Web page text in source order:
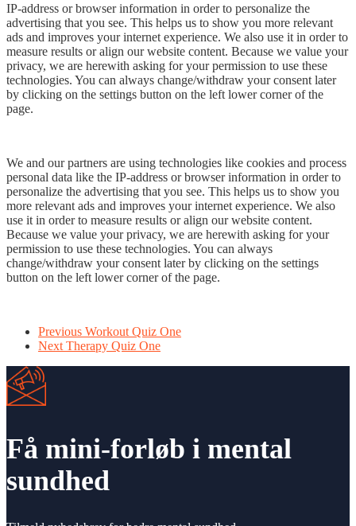
IP-address or browser information in order to personalize the
advertising that you see. This helps us to show you more relevant
ads and improves your internet experience. We also use it in order to
measure results or align our website content. Because we value your
privacy, we are herewith asking for your permission to use these
technologies. You can always change/withdraw your consent later
by clicking on the settings button on the left lower corner of the
page.
We and our partners are using technologies like cookies and process
personal data like the IP-address or browser information in order to
personalize the advertising that you see. This helps us to show you
more relevant ads and improves your internet experience. We also
use it in order to measure results or align our website content.
Because we value your privacy, we are herewith asking for your
permission to use these technologies. You can always
change/withdraw your consent later by clicking on the settings
button on the left lower corner of the page.
Previous Workout Quiz One
Next Therapy Quiz One
Få mini-forløb i mental
sundhed